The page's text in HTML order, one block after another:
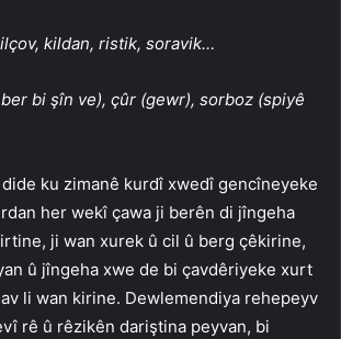
kildan, ristik, soravik…
bi şîn ve), çûr (gewr), sorboz (spiyê
ku zimanê kurdî xwedî gencîneyeke
her wekî çawa ji berên di jîngeha
ji wan xurek û cil û berg çêkirine,
û jîngeha xwe de bi çavdêriyeke xurt
li wan kirine. Dewlemendiya rehepeyv
rê û rêzikên dariştina peyvan, bi